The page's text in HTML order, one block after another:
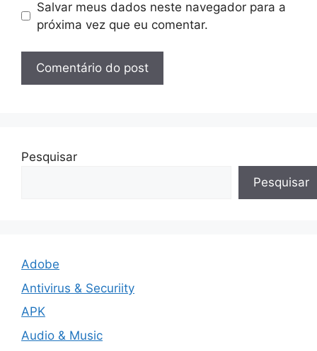
Salvar meus dados neste navegador para a
próxima vez que eu comentar.
Pesquisar
Pesquisar
Adobe
Antivirus & Securiity
APK
Audio & Music